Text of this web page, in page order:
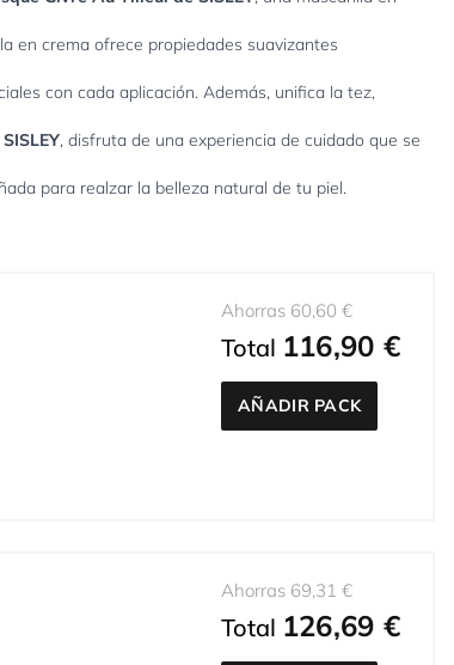
en crema ofrece propiedades suavizantes
con cada aplicación. Además, unifica la tez,
, disfruta de una experiencia de cuidado que se
para realzar la belleza natural de tu piel.
Ahorras 60,60 €
Total 116,90 €
AÑADIR PACK
Ahorras 69,31 €
Total 126,69 €